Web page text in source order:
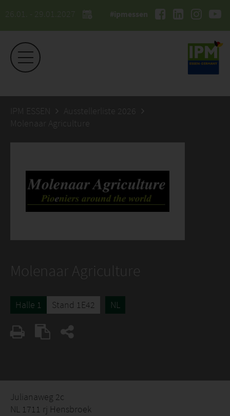
26.01. - 29.01.2027 #ipmessen
IPM ESSEN
Ausstellerliste 2026
Molenaar Agriculture
Molenaar Agriculture
Halle 1 Stand 1E42 NL
Julianaweg 2c
NL 1711 rj Hensbroek